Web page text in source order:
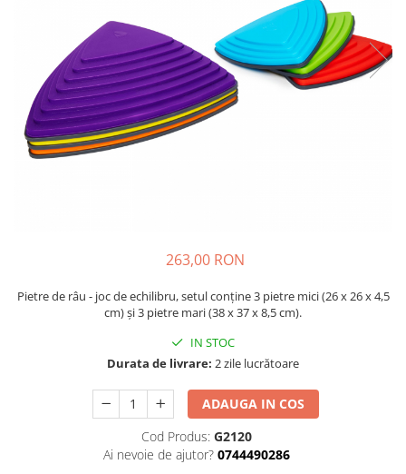
Biciclete si Triciclete
Biciclete
Accesorii
Biciclete VIKING
Biciclete Viking Challange
Amenajări camere senzoriale
Echipamente camere senzoriale
Oferte pentru Camere Senzoriale
Creativitate si indemanare
Cuburi și cărămizi
Instrumente muzicale
Jucarii de constructii
Dezvoltare cognitiva
263,00 RON
Pietre de râu - joc de echilibru, setul conține 3 pietre mici (26 x 26 x 4,5
cm) și 3 pietre mari (38 x 37 x 8,5 cm).
IN STOC
Durata de livrare: 2 zile lucrătoare
ADAUGA IN COS
Cod Produs: G2120
Ai nevoie de ajutor? 0744490286